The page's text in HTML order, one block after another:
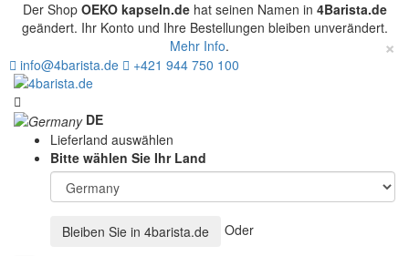
Der Shop OEKO kapseln.dehat seinen Namen in 4Barista.de
geändert. Ihr Konto und Ihre Bestellungen bleiben unverändert.
Mehr Info. ×
info@4barista.de +421 944 750 100
DE
Lieferland auswählen
Bitte wählen Sie Ihr Land
Bleiben Sie in 4barista.de Oder